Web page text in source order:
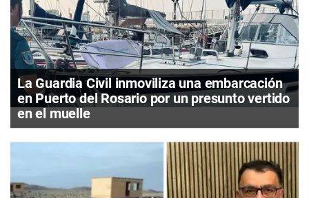
La Guardia Civil inmoviliza una embarcación
en Puerto del Rosario por un presunto vertido
en el muelle